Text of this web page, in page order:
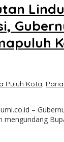
Puluh Kota,
–
mengundang